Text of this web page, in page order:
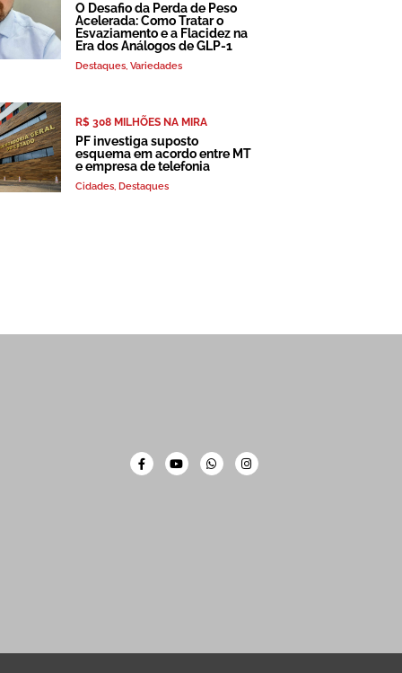
O Desafio da Perda de Peso
Acelerada: Como Tratar o
Esvaziamento e a Flacidez na
Era dos Análogos de GLP-1
Destaques, Variedades
R$ 308 MILHÕES NA MIRA
PF investiga suposto
esquema em acordo entre MT
e empresa de telefonia
Cidades, Destaques